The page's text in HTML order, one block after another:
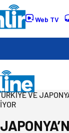
Web TV
VE